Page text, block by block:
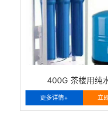
400G 茶楼用纯
更多详情+ 立